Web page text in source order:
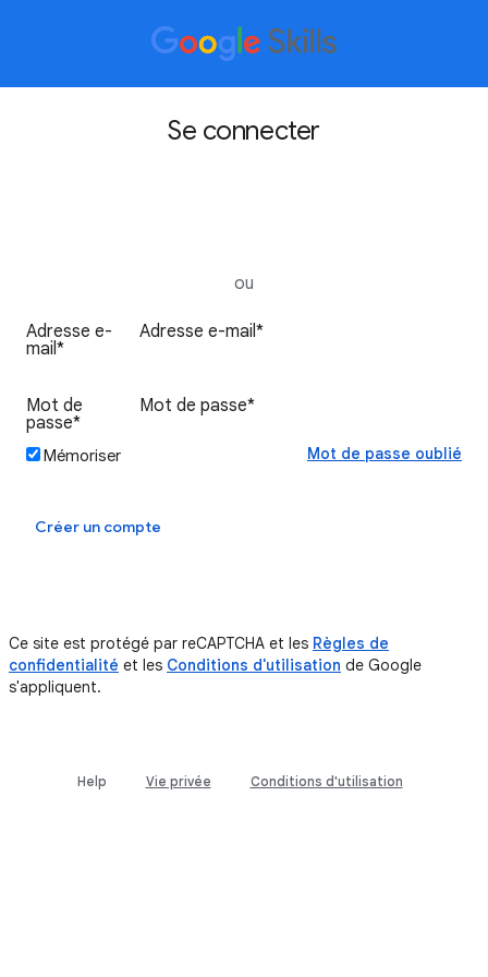
Se connecter
ou
Mémoriser Mot de passe oublié
Créer un compte
Ce site est protégé par reCAPTCHA et les Règles de
confidentialité et les Conditions d'utilisation de Google
s'appliquent.
Help Vie privée Conditions d'utilisation